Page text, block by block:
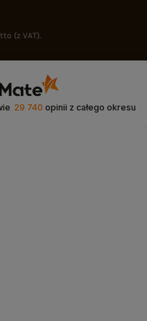
(z VAT).
29 740 opinii z całego okresu